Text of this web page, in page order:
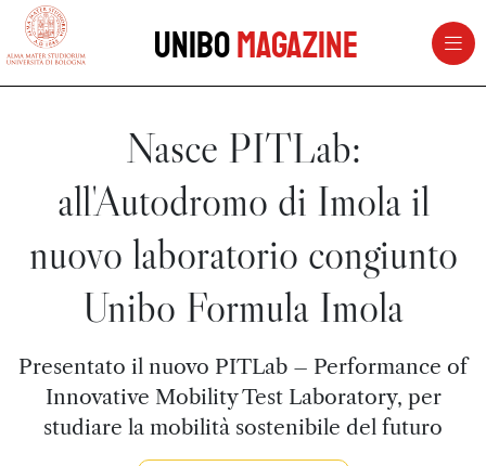
vai al contenuto della pagina
UniboMagazine
Nasce PITLab:
all'Autodromo di Imola il
nuovo laboratorio congiunto
Unibo Formula Imola
Presentato il nuovo PITLab – Performance of
Innovative Mobility Test Laboratory, per
studiare la mobilità sostenibile del futuro